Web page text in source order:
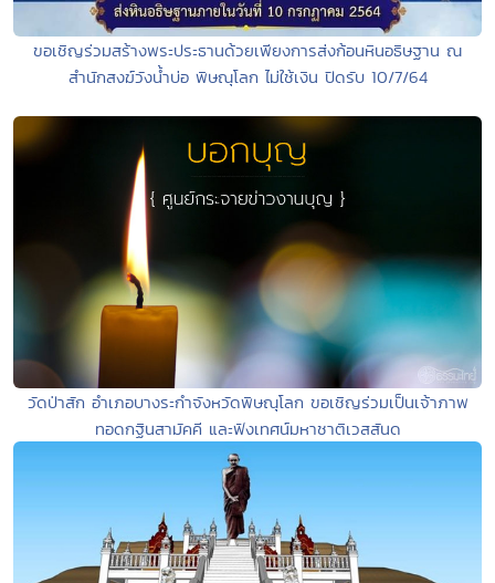
ขอเชิญร่วมสร้างพระประธานด้วยเพียงการส่งก้อนหินอธิษฐาน ณ
สำนักสงฆ์วังน้ำบ่อ พิษณุโลก ไม่ใช้เงิน ปิดรับ 10/7/64
วัดป่าสัก อำเภอบางระกำจังหวัดพิษณุโลก ขอเชิญร่วมเป็นเจ้าภาพ
ทอดกฐินสามัคคี และฟังเทศน์มหาชาติเวสสันด